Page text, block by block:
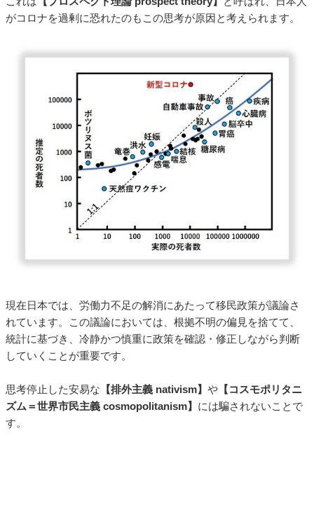
がコロナを過剰に恐れたのもこの思考が原因と考えられます。
現在日本では、労働力不足の解消にあたって移民政策が議論さ
れています。この議論においては、根拠不明の偏見を捨てて、
統計に基づき、冷静かつ慎重に政策を確認・修正しながら判断
していくことが重要です。
思考停止した安易な 【排外主義 nativism】 や 【コスモポリタニ
ズム＝世界市民主義 cosmopolitanism】 には騙されないことで
す。